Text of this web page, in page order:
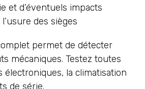
et d’éventuels impacts
des sièges
permet de détecter
mécaniques. Testez toutes
électroniques, la climatisation
de série.